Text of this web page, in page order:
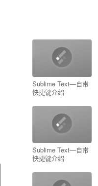
Sublime Text—自带
快捷键介绍
Sublime Text—自带
快捷键介绍